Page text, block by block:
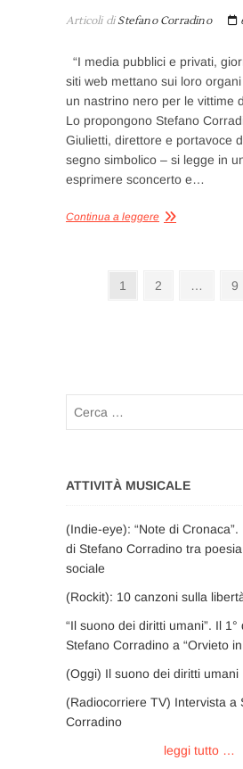
Articoli diStefano Corradino
“I media pubblici e privati,
siti web mettano sui loro
un nastrino nero per le vittime
Lo propongono Stefano
Giulietti, direttore e portavoce
segno simbolico – si legge in
esprimere sconcerto e…
Continua a leggere
Paginazione
Pagina
1 Pagina
2 … 9
ATTIVITÀ MUSICALE
(Indie-eye): “Note di
di Stefano Corradino tra
sociale
(Rockit): 10 canzoni sulla
“Il suono dei diritti umani”. Il
Stefano Corradino a “Orvieto
(Oggi) Il suono dei diritti umani
(Radiocorriere TV) Intervista a
Corradino
leggi tutto …